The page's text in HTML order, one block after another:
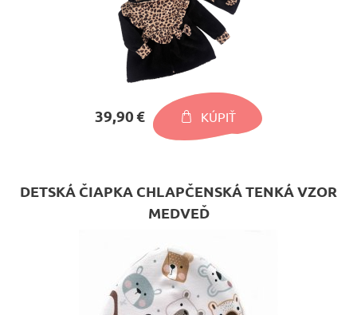
39,90 € KÚPIŤ
DETSKÁ ČIAPKA CHLAPČENSKÁ TENKÁ VZOR
MEDVEĎ